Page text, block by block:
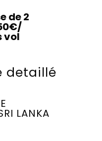
de 2
vol
detaillé
LANKA